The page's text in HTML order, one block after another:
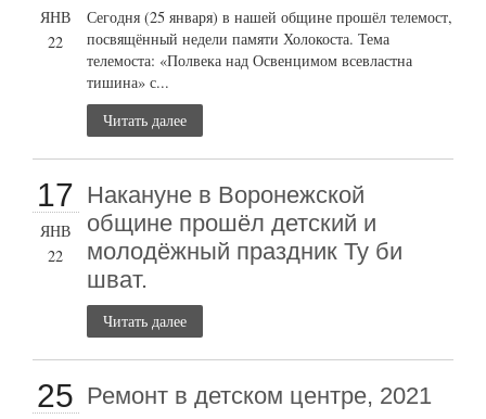
ЯНВ
22
Сегодня (25 января) в нашей общине прошёл телемост,
посвящённый недели памяти Холокоста. Тема
телемоста: «Полвека над Освенцимом всевластна
тишина» с...
Читать далее
17
ЯНВ
22
Накануне в Воронежской
общине прошёл детский и
молодёжный праздник Ту би
шват.
Читать далее
25 Ремонт в детском центре, 2021